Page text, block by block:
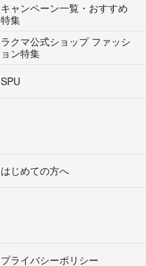
キャンペーン一覧・おすすめ
特集
ラクマ公式ショップ ファッシ
ョン特集
SPU
はじめての方へ
プライバシーポリシー